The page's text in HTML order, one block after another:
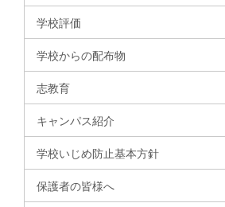
学校評価
学校からの配布物
志教育
キャンパス紹介
学校いじめ防止基本方針
保護者の皆様へ